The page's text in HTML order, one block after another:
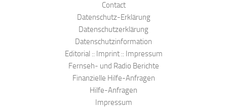
Contact
Datenschutz-Erklärung
Datenschutzerklärung
Datenschutzinformation
Editorial :: Imprint :: Impressum
Fernseh- und Radio Berichte
Finanzielle Hilfe-Anfragen
Hilfe-Anfragen
Impressum